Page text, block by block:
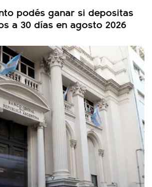
podés ganar si depositas
a 30 días en agosto 2026